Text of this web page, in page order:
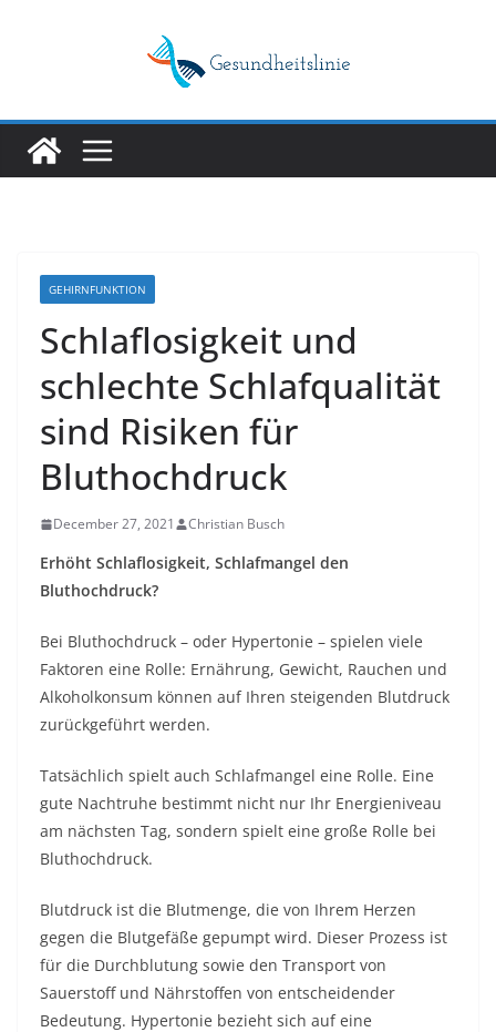
GEHIRNFUNKTION
Schlaflosigkeit und
schlechte Schlafqualität
sind Risiken für
Bluthochdruck
December 27, 2021 Christian Busch
Erhöht Schlaflosigkeit, Schlafmangel den
Bluthochdruck?
Bei Bluthochdruck – oder Hypertonie – spielen viele
Faktoren eine Rolle: Ernährung, Gewicht, Rauchen und
Alkoholkonsum können auf Ihren steigenden Blutdruck
zurückgeführt werden.
Tatsächlich spielt auch Schlafmangel eine Rolle. Eine
gute Nachtruhe bestimmt nicht nur Ihr Energieniveau
am nächsten Tag, sondern spielt eine große Rolle bei
Bluthochdruck.
Blutdruck ist die Blutmenge, die von Ihrem Herzen
gegen die Blutgefäße gepumpt wird. Dieser Prozess ist
für die Durchblutung sowie den Transport von
Sauerstoff und Nährstoffen von entscheidender
Bedeutung. Hypertonie bezieht sich auf eine